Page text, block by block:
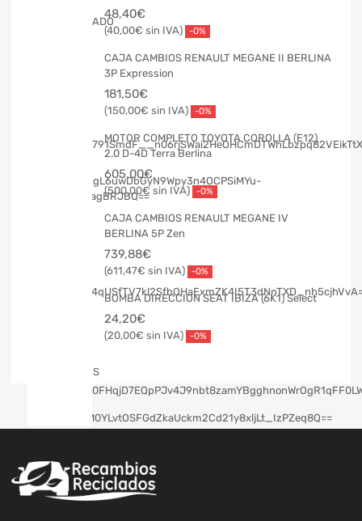
48,40€
40,00€ -0%
CAJA CAMBIOS RENAULT MEGANE II BERLINA
3P Expression
181,50€
150,00€ -0%
MOTOR COMPLETO TOYOTA COROLLA (E12)
2.0 D-4D Terra Berlina
605,00€
500,00€ -0%
CAJA CAMBIOS RENAULT MEGANE IV
BERLINA 5P Zen
739,88€
611,47€ -0%
BOMBA DIRECCION SEAT IBIZA (6K1) Select
24,20€
20,00€ -0%